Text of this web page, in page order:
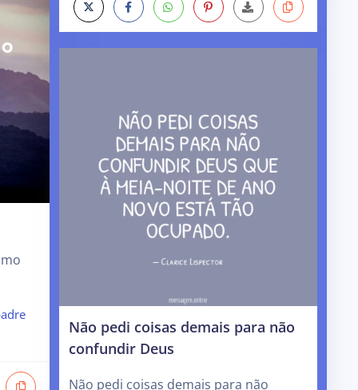
Não pedi coisas demais para não
confundir Deus
Não pedi coisas demais para não